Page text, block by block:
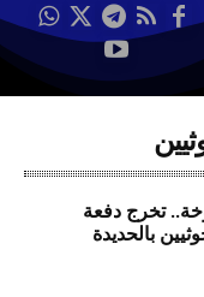
تخرج دفعة
بالحديدة